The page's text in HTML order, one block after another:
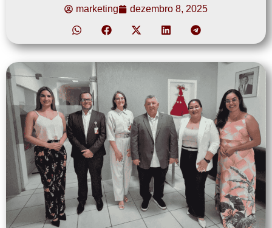
marketing dezembro 8, 2025